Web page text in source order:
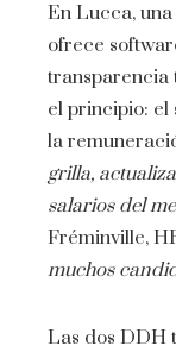
En Lucca,
ofrece
transparencia
el principio: el
la
grilla,
salarios del
Fréminville,
muchos
Las dos DDH